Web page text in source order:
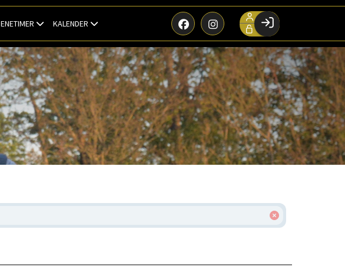
ENETIMER KALENDER
Facebook login
Husk mig
Glemt password
Opret profil
Log ind